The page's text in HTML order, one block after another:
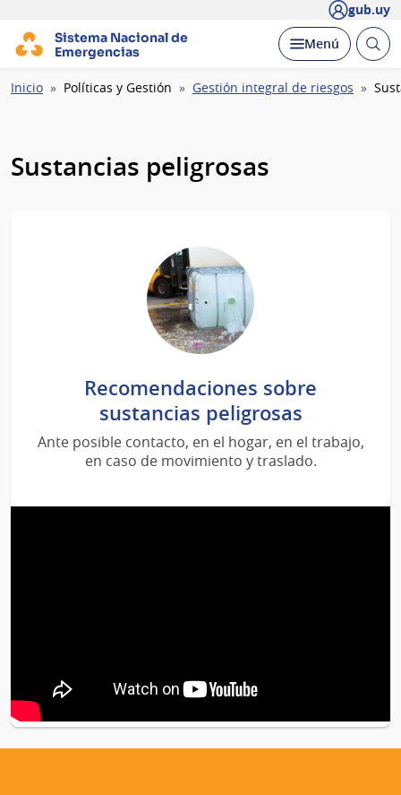
gub.uy
Sistema Nacional de
Emergencias
Desplegar
Menú Abrir
Ruta
Inicio Políticas y Gestión Gestión integral de riesgos
Sustancias peligrosas
Recomendaciones sobre
sustancias peligrosas
Ante posible contacto, en el hogar, en el trabajo,
en caso de movimiento y traslado.